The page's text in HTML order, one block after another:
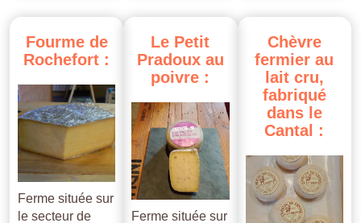
Fourme de
Rochefort :
Ferme située sur
le secteur de
Le Petit
Pradoux au
poivre :
Ferme située sur
Chèvre
fermier au
lait cru,
fabriqué
dans le
Cantal :